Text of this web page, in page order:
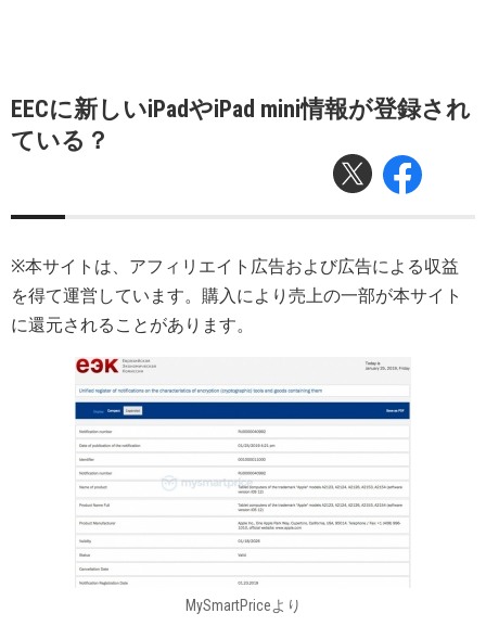
EECに新しいiPadやiPad mini情報が登録され
ている？
※本サイトは、アフィリエイト広告および広告による収益
を得て運営しています。購入により売上の一部が本サイト
に還元されることがあります。
MySmartPriceより